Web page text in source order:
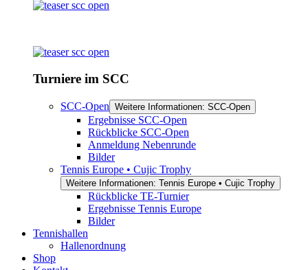
Turniere im SCC
SCC-Open Weitere Informationen: SCC-Open
Ergebnisse SCC-Open
Rückblicke SCC-Open
Anmeldung Nebenrunde
Bilder
Tennis Europe • Cujic Trophy
Weitere Informationen: Tennis Europe • Cujic Trophy
Rückblicke TE-Turnier
Ergebnisse Tennis Europe
Bilder
Tennishallen
Hallenordnung
Shop